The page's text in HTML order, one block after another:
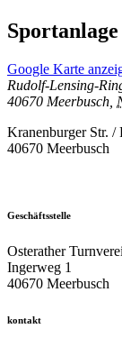
Google Karte
Rudolf-Lensing-
40670 Meerbusch
Kranenburger Str.
40670 Meerbusch
Geschäftsstelle
Osterather
Ingerweg 1
40670 Meerbusch
kontakt